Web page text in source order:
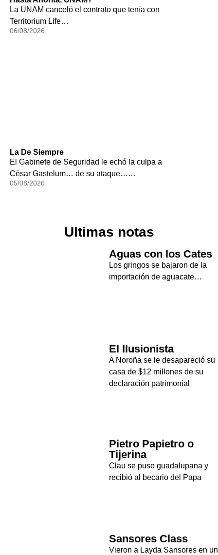
La UNAM canceló el contrato que tenía con
Territorium Life…
06/08/2026
La De Siempre
El Gabinete de Seguridad le echó la culpa a
César Gastelum… de su ataque……
05/08/2026
Ultimas notas
Aguas con los Cates
Los gringos se bajaron de la
importación de aguacate…
El Ilusionista
A Noroña se le desapareció su
casa de $12 millones de su
declaración patrimonial
Pietro Papietro o
Tijerina
Clau se puso guadalupana y
recibió al becario del Papa
Sansores Class
Vieron a Layda Sansores en un